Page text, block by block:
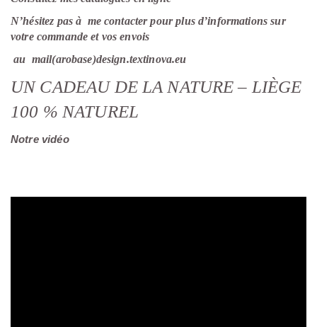
N’hésitez pas à me contacter pour plus d’informations sur
votre commande et vos envois
au mail(arobase)design.textinova.eu
UN CADEAU DE LA NATURE – LIÈGE
100 % NATUREL
Notre vidéo